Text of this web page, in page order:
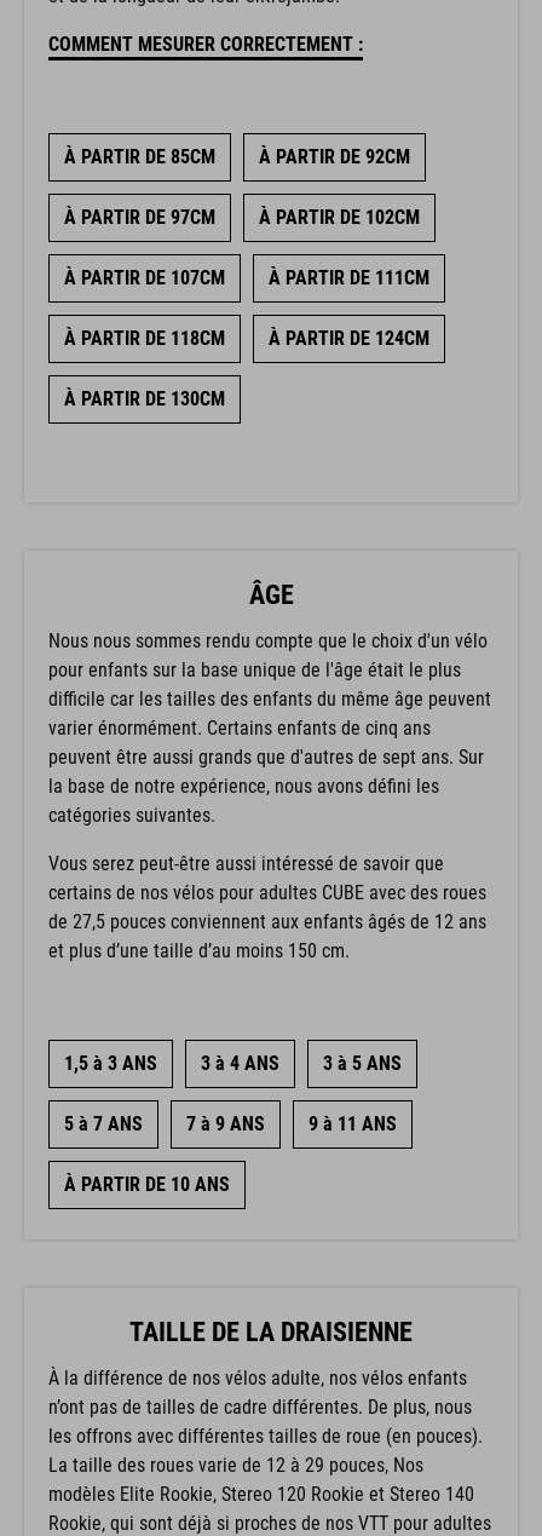
COMMENT MESURER CORRECTEMENT :
À PARTIR DE 85CM À PARTIR DE 92CM
À PARTIR DE 97CM À PARTIR DE 102CM
À PARTIR DE 107CM À PARTIR DE 111CM
À PARTIR DE 118CM À PARTIR DE 124CM
À PARTIR DE 130CM
ÂGE
Nous nous sommes rendu compte que le choix d'un vélo
pour enfants sur la base unique de l'âge était le plus
difficile car les tailles des enfants du même âge peuvent
varier énormément. Certains enfants de cinq ans
peuvent être aussi grands que d'autres de sept ans. Sur
la base de notre expérience, nous avons défini les
catégories suivantes.
Vous serez peut-être aussi intéressé de savoir que
certains de nos vélos pour adultes CUBE avec des roues
de 27,5 pouces conviennent aux enfants âgés de 12 ans
et plus d’une taille d’au moins 150 cm.
1,5 à 3 ANS 3 à 4 ANS 3 à 5 ANS
5 à 7 ANS 7 à 9 ANS 9 à 11 ANS
À PARTIR DE 10 ANS
TAILLE DE LA DRAISIENNE
À la différence de nos vélos adulte, nos vélos enfants
n’ont pas de tailles de cadre différentes. De plus, nous
les offrons avec différentes tailles de roue (en pouces).
La taille des roues varie de 12 à 29 pouces, Nos
modèles Elite Rookie, Stereo 120 Rookie et Stereo 140
Rookie, qui sont déjà si proches de nos VTT pour adultes